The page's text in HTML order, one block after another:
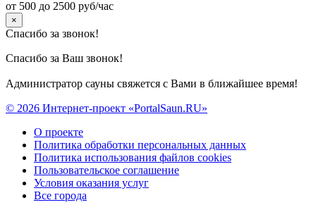
от 500 до 2500 руб/час
×
Спасибо за звонок!
Спасибо за Ваш звонок!
Администратор сауны свяжется с Вами в ближайшее время!
© 2026 Интернет-проект «PortalSaun.RU»
О проекте
Политика обработки персональных данных
Политика использования файлов cookies
Пользовательское соглашение
Условия оказания услуг
Все города